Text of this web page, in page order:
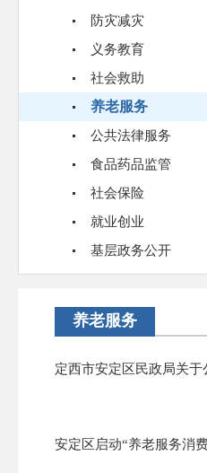
防灾减灾
义务教育
社会救助
养老服务
公共法律服务
食品药品监管
社会保险
就业创业
基层政务公开
养老服务